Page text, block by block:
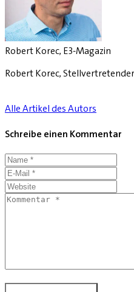
Robert Korec, E3-Magazin
Robert Korec,
Alle Artikel des Autors
Schreibe einen Kommentar